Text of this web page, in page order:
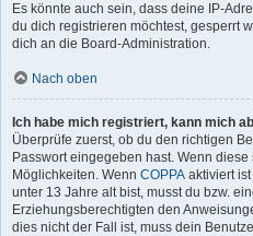
Es könnte auch sein, dass deine IP-
du dich registrieren möchtest, gesperrt
dich an die Board-Administration.
Nach oben
Ich habe mich registriert, kann mich
Überprüfe zuerst, ob du den richtigen
Passwort eingegeben hast. Wenn
Möglichkeiten. Wenn COPPA aktiviert
unter 13 Jahre alt bist, musst du bzw.
Erziehungsberechtigten den
dies nicht der Fall ist, muss dein